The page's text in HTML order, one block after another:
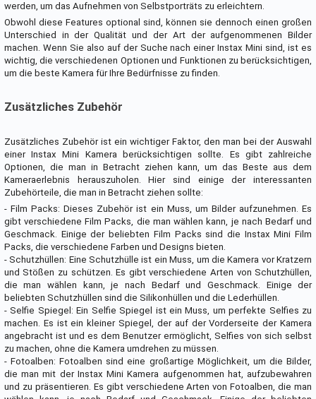
werden, um das Aufnehmen von Selbstporträts zu erleichtern.
Obwohl diese Features optional sind, können sie dennoch einen großen
Unterschied in der Qualität und der Art der aufgenommenen Bilder
machen. Wenn Sie also auf der Suche nach einer Instax Mini sind, ist es
wichtig, die verschiedenen Optionen und Funktionen zu berücksichtigen,
um die beste Kamera für Ihre Bedürfnisse zu finden.
Zusätzliches Zubehör
Zusätzliches Zubehör ist ein wichtiger Faktor, den man bei der Auswahl
einer Instax Mini Kamera berücksichtigen sollte. Es gibt zahlreiche
Optionen, die man in Betracht ziehen kann, um das Beste aus dem
Kameraerlebnis herauszuholen. Hier sind einige der interessanten
Zubehörteile, die man in Betracht ziehen sollte:
- Film Packs: Dieses Zubehör ist ein Muss, um Bilder aufzunehmen. Es
gibt verschiedene Film Packs, die man wählen kann, je nach Bedarf und
Geschmack. Einige der beliebten Film Packs sind die Instax Mini Film
Packs, die verschiedene Farben und Designs bieten.
- Schutzhüllen: Eine Schutzhülle ist ein Muss, um die Kamera vor Kratzern
und Stößen zu schützen. Es gibt verschiedene Arten von Schutzhüllen,
die man wählen kann, je nach Bedarf und Geschmack. Einige der
beliebten Schutzhüllen sind die Silikonhüllen und die Lederhüllen.
- Selfie Spiegel: Ein Selfie Spiegel ist ein Muss, um perfekte Selfies zu
machen. Es ist ein kleiner Spiegel, der auf der Vorderseite der Kamera
angebracht ist und es dem Benutzer ermöglicht, Selfies von sich selbst
zu machen, ohne die Kamera umdrehen zu müssen.
- Fotoalben: Fotoalben sind eine großartige Möglichkeit, um die Bilder,
die man mit der Instax Mini Kamera aufgenommen hat, aufzubewahren
und zu präsentieren. Es gibt verschiedene Arten von Fotoalben, die man